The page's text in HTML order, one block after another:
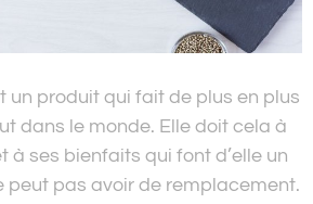
un produit qui fait de plus en plus
dans le monde. Elle doit cela à
à ses bienfaits qui font d’elle un
peut pas avoir de remplacement.